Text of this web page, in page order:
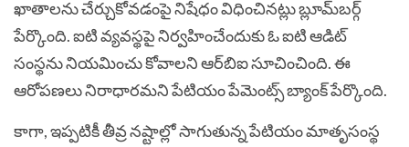
ఖాతాలను చేర్చుకోవడంపై నిషేధం విధించినట్లు బ్లూమ్‌బర్గ్‌
పేర్కొంది. ఐటి వ్యవస్థపై నిర్వహించేందుకు ఓ ఐటి ఆడిట్‌
సంస్థను నియమించు కోవాలని ఆర్‌బిఐ సూచించింది. ఈ
ఆరోపణలు నిరాధారమని పేటియం పేమెంట్స్‌ బ్యాంక్‌ పేర్కొంది.
కాగా, ఇప్పటికీ తీవ్ర నష్టాల్లో సాగుతున్న పేటియం మాతృసంస్థ